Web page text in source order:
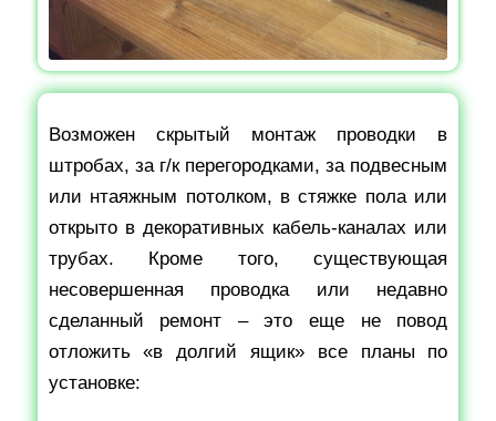
Возможен скрытый монтаж проводки в
штробах, за г/к перегородками, за подвесным
или нтаяжным потолком, в стяжке пола или
открыто в декоративных кабель-каналах или
трубах. Кроме того, существующая
несовершенная проводка или недавно
сделанный ремонт – это еще не повод
отложить «в долгий ящик» все планы по
установке: